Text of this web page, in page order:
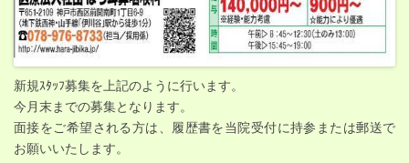
新規ｽﾀｯﾌ募集を上記のように行います。
今月末までの募集となります。
面接をご希望される方は、履歴書を当院受付に持参または郵送で
お願いいたします。